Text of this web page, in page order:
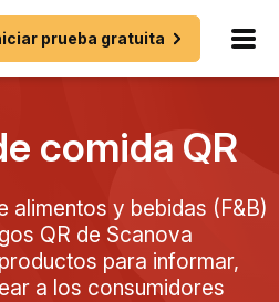
prueba gratuita
comida QR
alimentos y bebidas (F&B)
QR de Scanova
para informar,
a los consumidores